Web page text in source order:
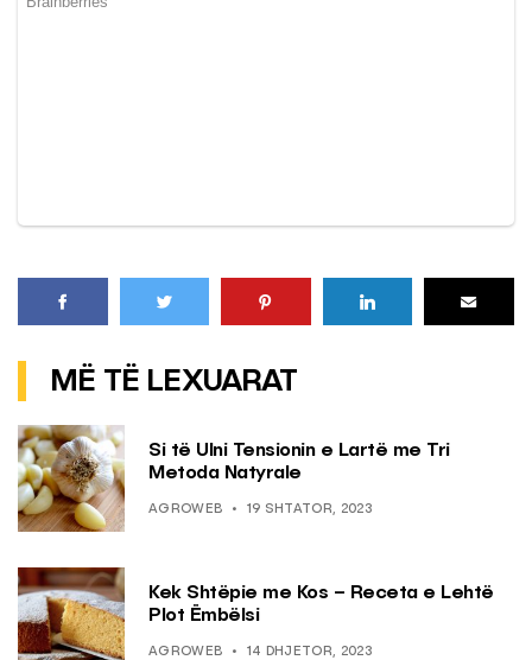
MË TË LEXUARAT
Si të Ulni Tensionin e Lartë me Tri
Metoda Natyrale
AGROWEB 19 SHTATOR, 2023
Kek Shtëpie me Kos – Receta e Lehtë
Plot Ëmbëlsi
AGROWEB 14 DHJETOR, 2023